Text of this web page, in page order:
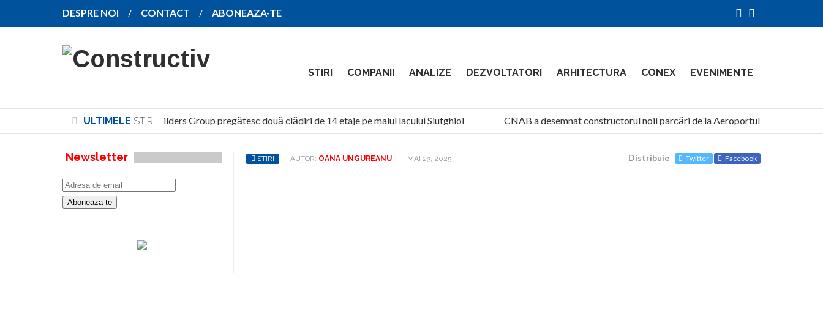
DESPRE NOI CONTACT ABONEAZA-TE
STIRI COMPANII ANALIZE DEZVOLTATORI ARHITECTURA CONEX EVENIMENTE
ULTIMELE STIRI
North Global Services și Alpha Builders Group pregătesc două clădiri de 14 etaje pe malul lacului Siutghiol CNAB a desemnat constructorul noii parcări de la Aeroportul Otopeni
STIRI AUTOR: OANA UNGUREANU - MAI 23, 2025 Distribuie Twitter Facebook
Newsletter